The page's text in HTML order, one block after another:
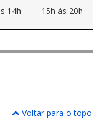
14h 15h às 20h
Voltar para o topo